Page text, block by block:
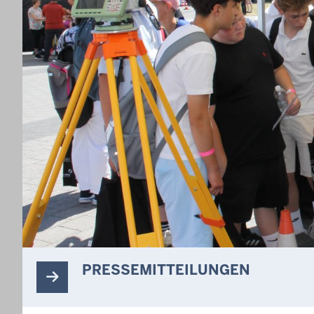
PRESSEMITTEILUNGEN